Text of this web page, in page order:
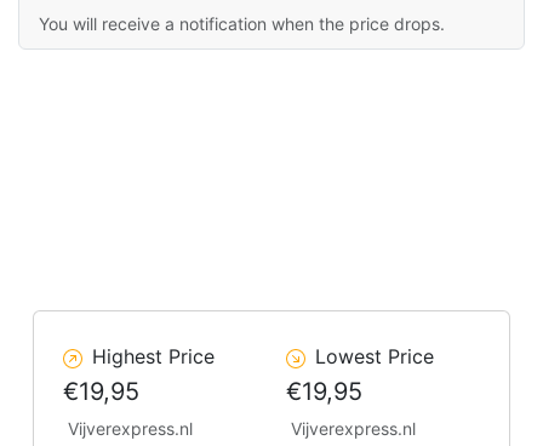
You will receive a notification when the price drops.
Highest Price
€19,95
Vijverexpress.nl
Lowest Price
€19,95
Vijverexpress.nl